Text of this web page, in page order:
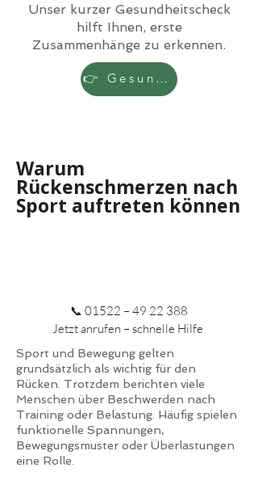
Unser kurzer Gesundheitscheck
hilft Ihnen, erste
Zusammenhänge zu erkennen.
👉 Gesundheitscheck starten
Warum
Rückenschmerzen nach
Sport auftreten können
📞 01522 – 49 22 388
Jetzt anrufen – schnelle Hilfe
Sport und Bewegung gelten
grundsätzlich als wichtig für den
Rücken. Trotzdem berichten viele
Menschen über Beschwerden nach
Training oder Belastung. Häufig spielen
funktionelle Spannungen,
Bewegungsmuster oder Überlastungen
eine Rolle.